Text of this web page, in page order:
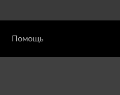
Помощь